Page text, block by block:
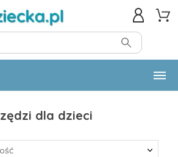
dla dzieci